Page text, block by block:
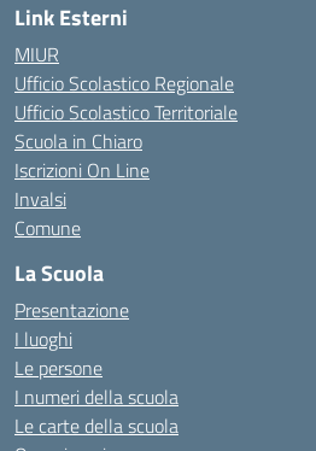
Link Esterni
MIUR
Ufficio Scolastico Regionale
Ufficio Scolastico Territoriale
Scuola in Chiaro
Iscrizioni On Line
Invalsi
Comune
La Scuola
Presentazione
I luoghi
Le persone
I numeri della scuola
Le carte della scuola